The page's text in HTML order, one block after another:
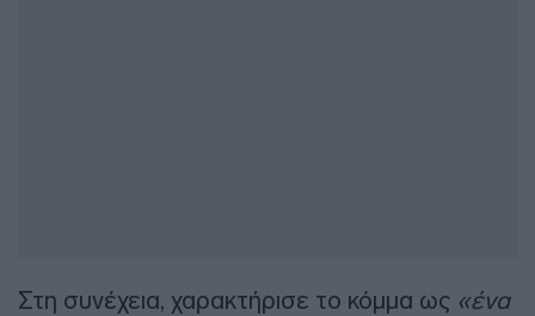
Στη συνέχεια, χαρακτήρισε το κόμμα ως «ένα